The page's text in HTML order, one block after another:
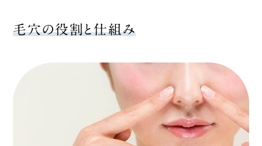
毛穴の役割と仕組み